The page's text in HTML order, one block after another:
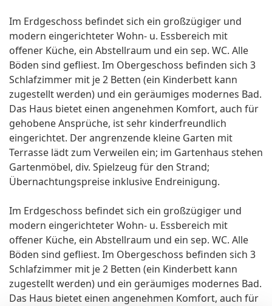
Im Erdgeschoss befindet sich ein großzügiger und
modern eingerichteter Wohn- u. Essbereich mit
offener Küche, ein Abstellraum und ein sep. WC. Alle
Böden sind gefliest. Im Obergeschoss befinden sich 3
Schlafzimmer mit je 2 Betten (ein Kinderbett kann
zugestellt werden) und ein geräumiges modernes Bad.
Das Haus bietet einen angenehmen Komfort, auch für
gehobene Ansprüche, ist sehr kinderfreundlich
eingerichtet. Der angrenzende kleine Garten mit
Terrasse lädt zum Verweilen ein; im Gartenhaus stehen
Gartenmöbel, div. Spielzeug für den Strand;
Übernachtungspreise inklusive Endreinigung.
Im Erdgeschoss befindet sich ein großzügiger und
modern eingerichteter Wohn- u. Essbereich mit
offener Küche, ein Abstellraum und ein sep. WC. Alle
Böden sind gefliest. Im Obergeschoss befinden sich 3
Schlafzimmer mit je 2 Betten (ein Kinderbett kann
zugestellt werden) und ein geräumiges modernes Bad.
Das Haus bietet einen angenehmen Komfort, auch für